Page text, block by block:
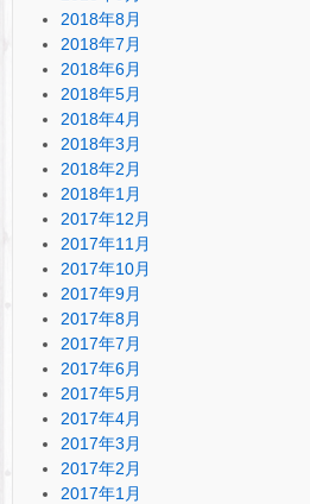
2018年8月
2018年7月
2018年6月
2018年5月
2018年4月
2018年3月
2018年2月
2018年1月
2017年12月
2017年11月
2017年10月
2017年9月
2017年8月
2017年7月
2017年6月
2017年5月
2017年4月
2017年3月
2017年2月
2017年1月